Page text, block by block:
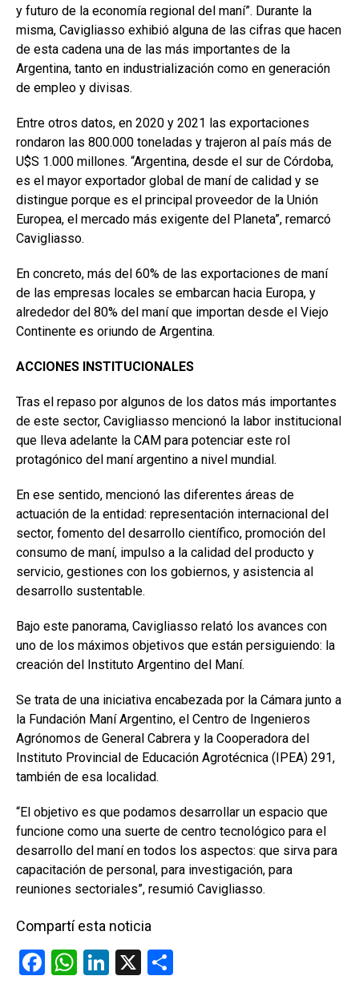
y futuro de la economía regional del maní”. Durante la
misma, Cavigliasso exhibió alguna de las cifras que hacen
de esta cadena una de las más importantes de la
Argentina, tanto en industrialización como en generación
de empleo y divisas.
Entre otros datos, en 2020 y 2021 las exportaciones
rondaron las 800.000 toneladas y trajeron al país más de
U$S 1.000 millones. “Argentina, desde el sur de Córdoba,
es el mayor exportador global de maní de calidad y se
distingue porque es el principal proveedor de la Unión
Europea, el mercado más exigente del Planeta”, remarcó
Cavigliasso.
En concreto, más del 60% de las exportaciones de maní
de las empresas locales se embarcan hacia Europa, y
alrededor del 80% del maní que importan desde el Viejo
Continente es oriundo de Argentina.
ACCIONES INSTITUCIONALES
Tras el repaso por algunos de los datos más importantes
de este sector, Cavigliasso mencionó la labor institucional
que lleva adelante la CAM para potenciar este rol
protagónico del maní argentino a nivel mundial.
En ese sentido, mencionó las diferentes áreas de
actuación de la entidad: representación internacional del
sector, fomento del desarrollo científico, promoción del
consumo de maní, impulso a la calidad del producto y
servicio, gestiones con los gobiernos, y asistencia al
desarrollo sustentable.
Bajo este panorama, Cavigliasso relató los avances con
uno de los máximos objetivos que están persiguiendo: la
creación del Instituto Argentino del Maní.
Se trata de una iniciativa encabezada por la Cámara junto a
la Fundación Maní Argentino, el Centro de Ingenieros
Agrónomos de General Cabrera y la Cooperadora del
Instituto Provincial de Educación Agrotécnica (IPEA) 291,
también de esa localidad.
“El objetivo es que podamos desarrollar un espacio que
funcione como una suerte de centro tecnológico para el
desarrollo del maní en todos los aspectos: que sirva para
capacitación de personal, para investigación, para
reuniones sectoriales”, resumió Cavigliasso.
Compartí esta noticia
F
W Li
X